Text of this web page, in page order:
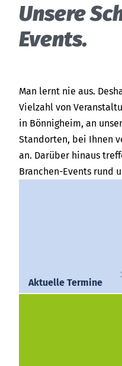
Bangladesh
Việt Nam
Tiếng Việt
中国
Bangladesh
English
Việt Nam
Tiếng Việt
Indonesia
Unsere
Events.
Man lernt nie aus.
Vielzahl von
in Bönnigheim, an
Standorten, bei Ihnen
an. Darüber hinaus
Branchen-Events rund
Aktuelle Termine